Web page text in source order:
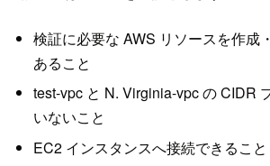
検証に必要な AWS リソースを作成
あること
test-vpc と N. Virginia-vpc の CIDR
いないこと
EC2 インスタンスへ接続できること